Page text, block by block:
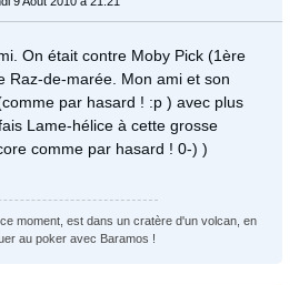
On était contre Moby Pick (1ère
Raz-de-marée. Mon ami et son
par hasard ! :p ) avec plus
Lame-hélice à cette grosse
comme par hasard ! 0-) )
moment, est dans un cratère d'un volcan, en
au poker avec Baramos !